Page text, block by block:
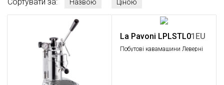
Назвою Ціною
La Pavoni LPLSTL01EU
Побутові кавамашини Леверні